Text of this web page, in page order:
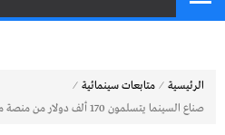
الرئيسية ⁄ متابعات سينمائية ⁄
صناع السينما يتسلمون 170 ألف دولار من منصة مهرجان الجونة السينمائي